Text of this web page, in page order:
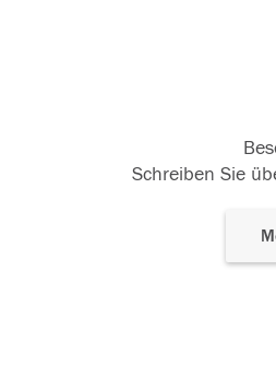
Schreiben Sie